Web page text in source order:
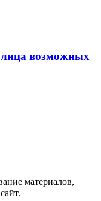
возможных
материалов,